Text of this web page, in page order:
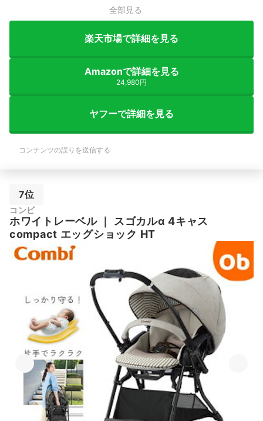
全部見る
楽天市場で詳細を見る
Amazonで詳細を見る
24,980円
ヤフーで詳細を見る
コンテンツの誤りを送信する
7位
コンビ
ホワイトレーベル｜ スゴカルα 4キャス
compact エッグショック HT